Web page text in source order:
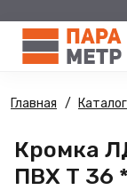
Главная Каталог
Кромка
ПВХ Т 36